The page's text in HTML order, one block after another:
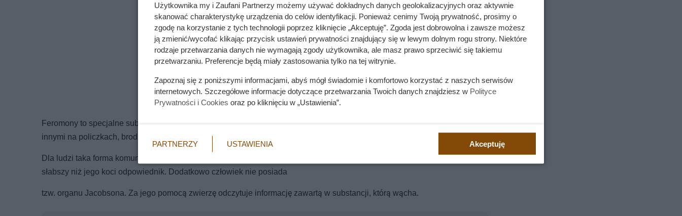
Feromony to specjalne substancje produkowane przez gruczoły rozmieszczone na różnych częściach ciała kota, między
innymi na policzkach, brodzie i u nasady ogona.
Dla ludzi taka forma komunikacji jest najmniej dostępna i zrozumiała. Zmysł powonienia
jest wielokrotnie
słabszy niż jego koci odpowiednik. Dodatkowo człowiek nie posiada
tzw. organu Jacobsona. Za jego pomocą zwierzę odczytuje informację zawartą w substancji, którą wącha.
Użytkownika my i Zaufani Partnerzy możemy używać dokładnych danych geolokalizacyjnych oraz aktywnie
skanować charakterystykę urządzenia do celów identyfikacji. Ponieważ cenimy Twoją prywatność, prosimy o
zgodę na korzystanie z tych technologii poprzez kliknięcie „Akceptuję”. Zgoda jest dobrowolna i zawsze możesz
ją zmienić/wycofać klikając przycisk ustawień prywatności znajdujący się w lewym dolnym rogu strony. Niektóre
rodzaje przetwarzania danych nie wymagają zgody użytkownika, ale masz prawo sprzeciwić się takiemu
przetwarzaniu. Preferencje będą miały zastosowania tylko na tej witrynie.
Zapoznaj się z poniższymi informacjami, abyś mógł świadomie i komfortowo korzystać z naszych serwisów
internetowych. Szczegółowe informacje dotyczące przetwarzania Twoich danych znajdziesz w Polityce
Prywatności i Cookies oraz po kliknięciu w „Ustawienia”.
PARTNERZY USTAWIENIA Akceptuję